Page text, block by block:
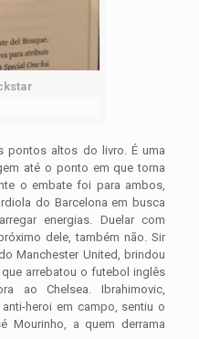
pontos altos do livro. É uma
até o ponto em que torna
o embate foi para ambos,
do Barcelona em busca
energias. Duelar com
dele, também não. Sir
Manchester United, brindou
arrebatou o futebol inglês
ao Chelsea. Ibrahimovic,
heroi em campo, sentiu o
Mourinho, a quem derrama